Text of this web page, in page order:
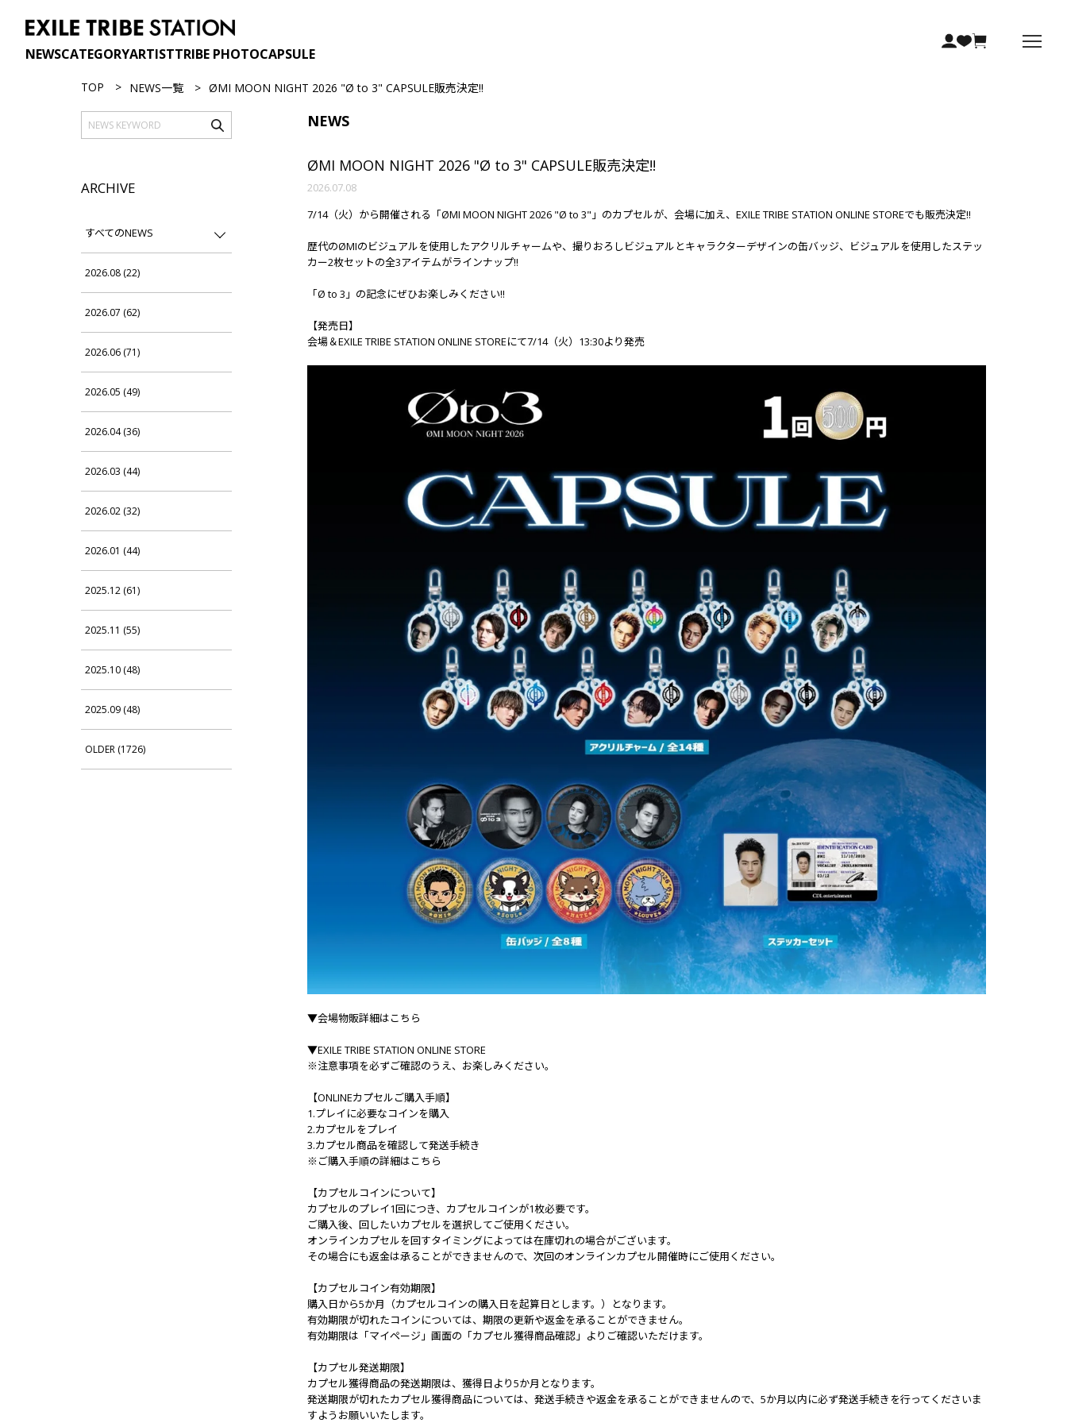
NEWSCATEGORYARTISTTRIBE PHOTOCAPSULE
TOP NEWS一覧 ØMI MOON NIGHT 2026 "Ø to 3" CAPSULE販売決定!!
ARCHIVE
すべてのNEWS
2026.08 (22)
2026.07 (62)
2026.06 (71)
2026.05 (49)
2026.04 (36)
2026.03 (44)
2026.02 (32)
2026.01 (44)
2025.12 (61)
2025.11 (55)
2025.10 (48)
2025.09 (48)
OLDER (1726)
NEWS
ØMI MOON NIGHT 2026 "Ø to 3" CAPSULE販売決定!!
2026.07.08
7/14（火）から開催される「ØMI MOON NIGHT 2026 "Ø to 3"」のカプセルが、会場に加え、EXILE TRIBE STATION ONLINE STOREでも販売決定!!
歴代のØMIのビジュアルを使用したアクリルチャームや、撮りおろしビジュアルとキャラクターデザインの缶バッジ、ビジュアルを使用したステッ
カー2枚セットの全3アイテムがラインナップ!!
「Ø to 3」の記念にぜひお楽しみください!!
【発売日】
会場＆EXILE TRIBE STATION ONLINE STOREにて7/14（火）13:30より発売
▼会場物販詳細はこちら
▼EXILE TRIBE STATION ONLINE STORE
※注意事項を必ずご確認のうえ、お楽しみください。
【ONLINEカプセルご購入手順】
1.プレイに必要なコインを購入
2.カプセルをプレイ
3.カプセル商品を確認して発送手続き
※ご購入手順の詳細はこちら
【カプセルコインについて】
カプセルのプレイ1回につき、カプセルコインが1枚必要です。
ご購入後、回したいカプセルを選択してご使用ください。
オンラインカプセルを回すタイミングによっては在庫切れの場合がございます。
その場合にも返金は承ることができませんので、次回のオンラインカプセル開催時にご使用ください。
【カプセルコイン有効期限】
購入日から5か月（カプセルコインの購入日を起算日とします。）となります。
有効期限が切れたコインについては、期限の更新や返金を承ることができません。
有効期限は「マイページ」画面の「カプセル獲得商品確認」よりご確認いただけます。
【カプセル発送期限】
カプセル獲得商品の発送期限は、獲得日より5か月となります。
発送期限が切れたカプセル獲得商品については、発送手続きや返金を承ることができませんので、5か月以内に必ず発送手続きを行ってくださいま
すようお願いいたします。